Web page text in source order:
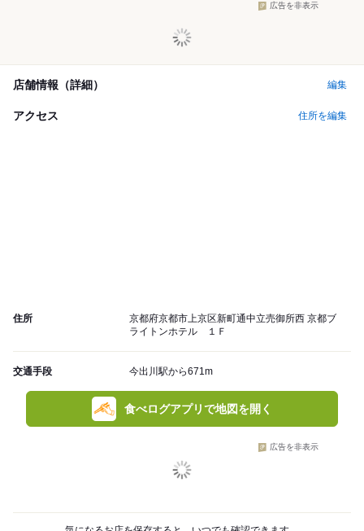
広告を非表示
店舗情報（詳細） 編集
アクセス 住所を編集
住所
京都府京都市上京区新町通中立売御所西 京都ブ
ライトンホテル １Ｆ
交通手段 今出川駅から671m
食べログアプリで地図を開く
広告を非表示